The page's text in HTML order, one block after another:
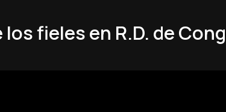
fieles en R.D. de